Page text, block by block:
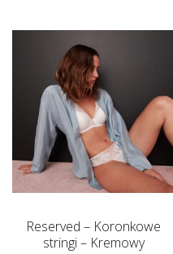
Reserved – Koronkowe
stringi – Kremowy